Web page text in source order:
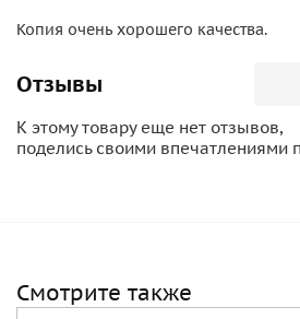
Копия очень хорошего качества.
Отзывы
К этому товару еще нет отзывов,
поделись своими впечатлениями
Смотрите также